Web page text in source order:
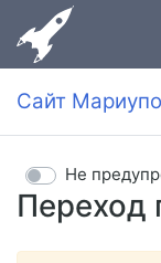
Сайт
Переход
Не